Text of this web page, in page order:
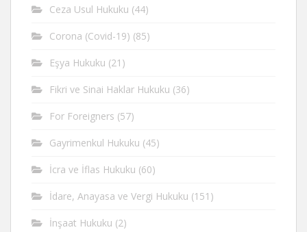
Ceza Usul Hukuku (44)
Corona (Covid-19) (85)
Eşya Hukuku (21)
Fikri ve Sinai Haklar Hukuku (36)
For Foreigners (57)
Gayrimenkul Hukuku (45)
İcra ve İflas Hukuku (60)
İdare, Anayasa ve Vergi Hukuku (151)
İnşaat Hukuku (2)